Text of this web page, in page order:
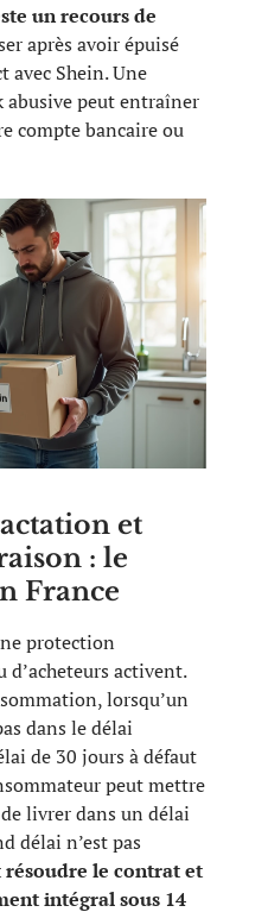
un recours de
après avoir épuisé
avec Shein. Une
abusive peut entraîner
compte bancaire ou
et
: le
France
protection
d’acheteurs activent.
lorsqu’un
dans le délai
de 30 jours à défaut
peut mettre
livrer dans un délai
délai n’est pas
le contrat et
intégral sous 14